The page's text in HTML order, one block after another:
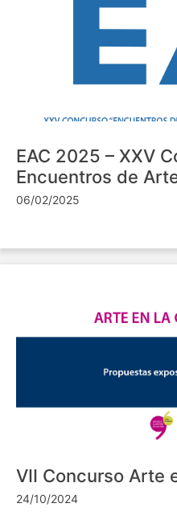
EAC 2025 – XXV
Encuentros de
06/02/2025
VII Concurso Arte
24/10/2024